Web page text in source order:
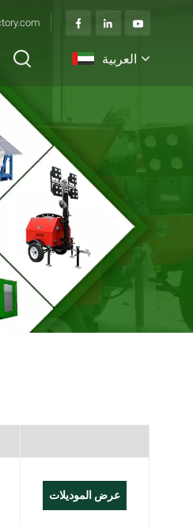
العربية
English
français
Deutsch
italiano
русский
español
عرض الموديلات